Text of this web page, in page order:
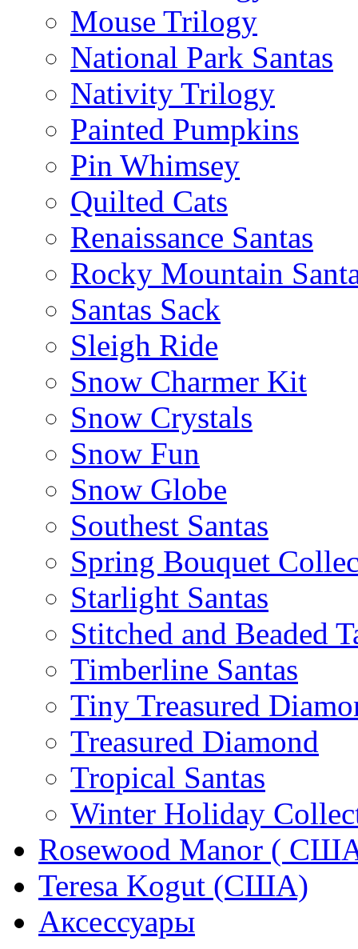
Mouse Trilogy
National Park Santas
Nativity Trilogy
Painted Pumpkins
Pin Whimsey
Quilted Cats
Renaissance Santas
Rocky Mountain
Santas Sack
Sleigh Ride
Snow Charmer Kit
Snow Crystals
Snow Fun
Snow Globe
Southest Santas
Spring Bouquet
Starlight Santas
Stitched and Beaded
Timberline Santas
Tiny Treasured
Treasured Diamond
Tropical Santas
Winter Holiday
Rosewood Manor (
Teresa Kogut (США)
Аксессуары